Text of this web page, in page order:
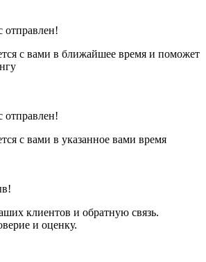
отправлен!
с вами в ближайшее время и поможет
отправлен!
с вами в указанное вами время
клиентов и обратную связь.
и оценку.